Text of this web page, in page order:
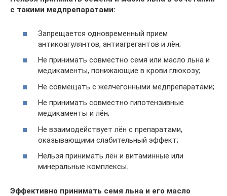
с такими медпрепаратами:
Запрещается одновременный прием
антикоагулянтов, антиагрегантов и лён;
Не принимать совместно семя или масло льна и
медикаменты, понижающие в крови глюкозу;
Не совмещать с желчегонными медпрепаратами;
Не принимать совместно гипотензивные
медикаменты и лён;
Не взаимодействует лён с препаратами,
оказывающими слабительный эффект;
Нельзя принимать лён и витаминные или
минеральные комплексы.
Эффективно принимать семя льна и его масло